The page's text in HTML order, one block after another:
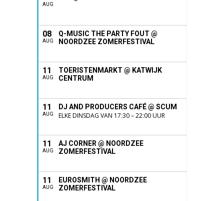
AUG
08
AUG
Q-MUSIC THE PARTY FOUT @
NOORDZEE ZOMERFESTIVAL
11
AUG
TOERISTENMARKT @ KATWIJK
CENTRUM
11
AUG
DJ AND PRODUCERS CAFÉ @ SCUM
ELKE DINSDAG VAN 17:30 – 22:00 UUR
11
AUG
AJ CORNER @ NOORDZEE
ZOMERFESTIVAL
11
AUG
EUROSMITH @ NOORDZEE
ZOMERFESTIVAL